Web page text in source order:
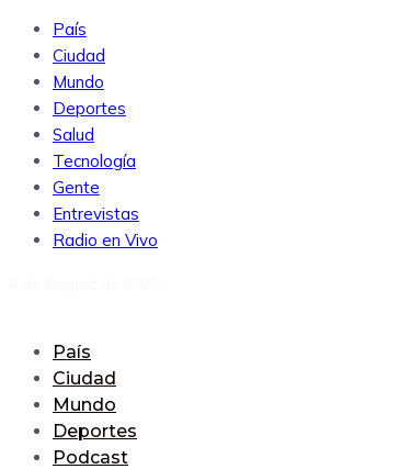
País
Ciudad
Mundo
Deportes
Salud
Tecnología
Gente
Entrevistas
Radio en Vivo
País
Ciudad
Mundo
Deportes
Podcast